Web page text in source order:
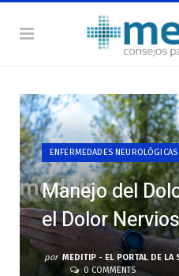
ENFERMEDADES NEUROLÓGICAS
Manejo del
el Dolor
por MEDITIP - EL PORTAL DE LA
0 COMMENTS